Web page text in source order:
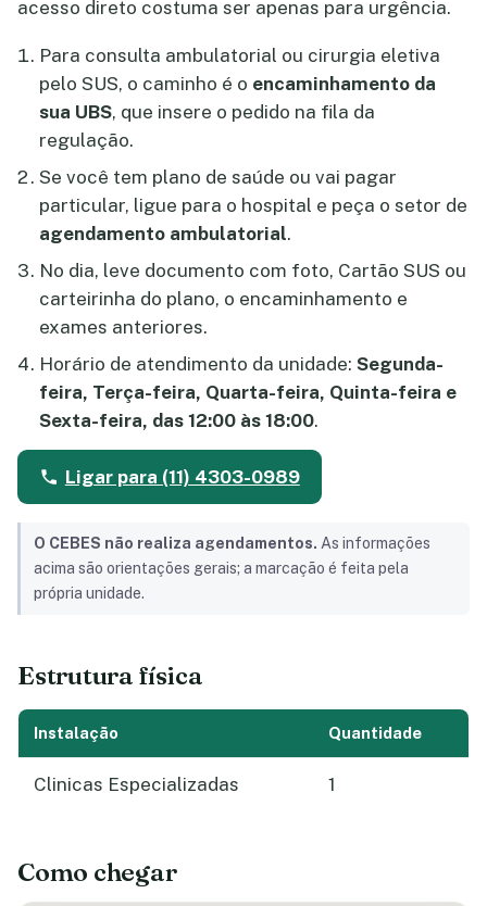
acesso direto costuma ser apenas para urgência.
Para consulta ambulatorial ou cirurgia eletiva
pelo SUS, o caminho é o encaminhamento da
sua UBS, que insere o pedido na fila da
regulação.
Se você tem plano de saúde ou vai pagar
particular, ligue para o hospital e peça o setor de
agendamento ambulatorial.
No dia, leve documento com foto, Cartão SUS ou
carteirinha do plano, o encaminhamento e
exames anteriores.
Horário de atendimento da unidade: Segunda-
feira, Terça-feira, Quarta-feira, Quinta-feira e
Sexta-feira, das 12:00 às 18:00.
Ligar para (11) 4303-0989
O CEBES não realiza agendamentos. As informações
acima são orientações gerais; a marcação é feita pela
própria unidade.
Estrutura física
Instalação Quantidade
Clinicas Especializadas 1
Como chegar